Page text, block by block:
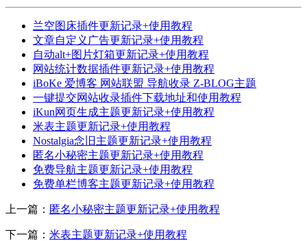
兰空图床插件更新记录+使用教程
文章自定义广告更新记录+使用教程
自动alt+图片灯箱更新记录+使用教程
网站统计数据插件更新记录+使用教程
iBoKe 爱博客 网站联盟 导航收录 Z-BLOG主题
一键提交网站收录插件下载地址和使用教程
iKun网页生成主题更新记录+使用教程
米表主题更新记录+使用教程
Nostalgia念旧主题更新记录+使用教程
匿名小秘密主题更新记录+使用教程
免费导航主题更新记录+使用教程
免费单栏博客主题更新记录+使用教程
上一篇： 匿名小秘密主题更新记录+使用教程
下一篇： 米表主题更新记录+使用教程